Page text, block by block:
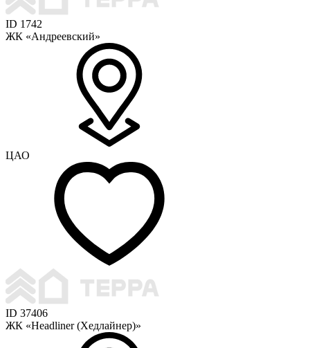
ID 1742
ЖК «Андреевский»
ЦАО
ID 37406
ЖК «Headliner (Хедлайнер)»